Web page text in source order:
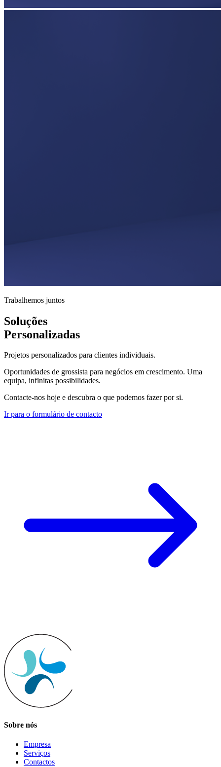
Trabalhemos juntos
Soluções
Personalizadas
Projetos personalizados para clientes individuais.
Oportunidades de grossista para negócios em crescimento. Uma
equipa, infinitas possibilidades.
Contacte-nos hoje e descubra o que podemos fazer por si.
Ir para o formulário de contacto
Sobre nós
Empresa
Serviços
Contactos